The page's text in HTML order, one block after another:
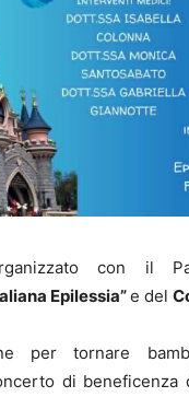
con il
Epilessia”e del
per tornare
di beneficenza